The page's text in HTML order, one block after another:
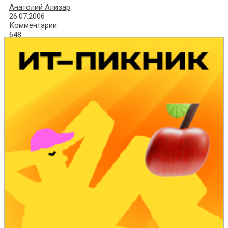
Анатолий Ализар
26.07.2006
Комментарии
648